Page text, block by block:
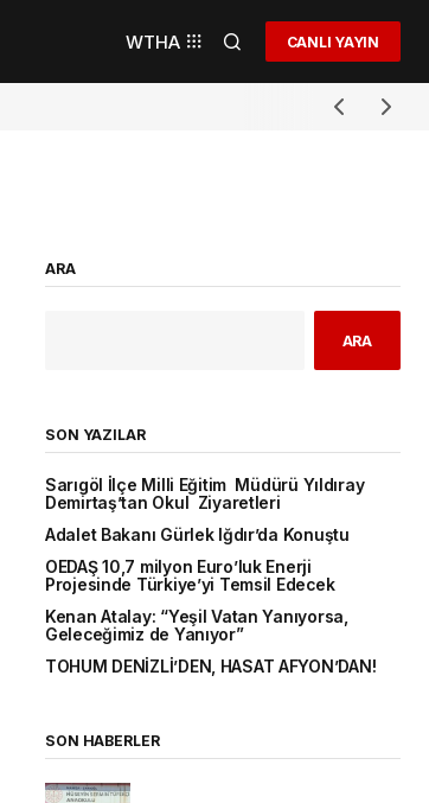
WTHA CANLI YAYIN
ARA
ARA
SON YAZILAR
Sarıgöl İlçe Milli Eğitim Müdürü Yıldıray
Demirtaş’tan Okul Ziyaretleri
Adalet Bakanı Gürlek Iğdır’da Konuştu
OEDAŞ 10,7 milyon Euro’luk Enerji
Projesinde Türkiye’yi Temsil Edecek
Kenan Atalay: “Yeşil Vatan Yanıyorsa,
Geleceğimiz de Yanıyor”
TOHUM DENİZLİ’DEN, HASAT AFYON’DAN!
SON HABERLER